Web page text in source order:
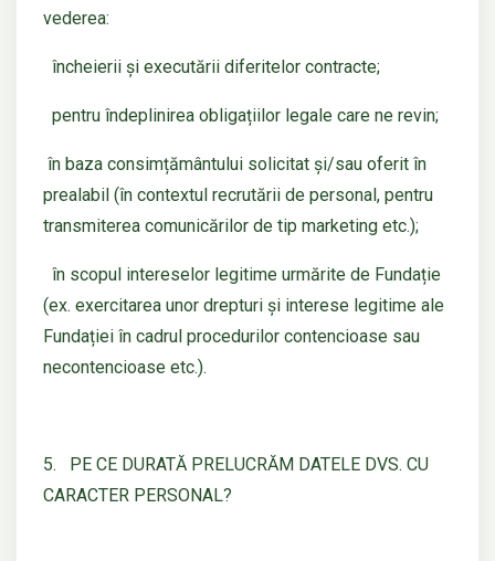
vederea:
încheierii și executării diferitelor contracte;
pentru îndeplinirea obligațiilor legale care ne revin;
în baza consimțământului solicitat și/sau oferit în
prealabil (în contextul recrutării de personal, pentru
transmiterea comunicărilor de tip marketing etc.);
în scopul intereselor legitime urmărite de Fundație
(ex. exercitarea unor drepturi și interese legitime ale
Fundației în cadrul procedurilor contencioase sau
necontencioase etc.).
5. PE CE DURATĂ PRELUCRĂM DATELE DVS. CU
CARACTER PERSONAL?